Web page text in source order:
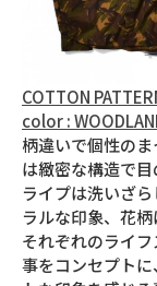
COTTON
color :
柄違いで個性の
は緻密な構造で
ライプは洗いざ
ラルな印象、花
それぞれのライ
事をコンセプト